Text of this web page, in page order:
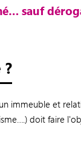
sauf
immeuble et
doit faire